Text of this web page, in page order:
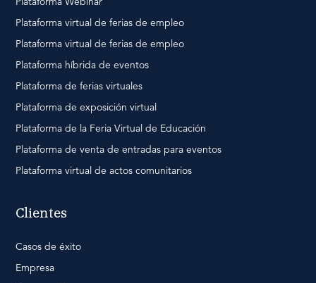
Plataforma virtual de ferias de empleo
Plataforma virtual de ferias de empleo
Plataforma híbrida de eventos
Plataforma de ferias virtuales
Plataforma de exposición virtual
Plataforma de la Feria Virtual de Educación
Plataforma de venta de entradas para eventos
Plataforma virtual de actos comunitarios
Clientes
Casos de éxito
Empresa